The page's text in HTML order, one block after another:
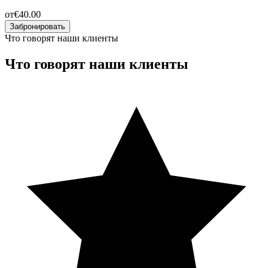
от€40.00
Забронировать
Что говорят наши клиенты
Что говорят наши клиенты